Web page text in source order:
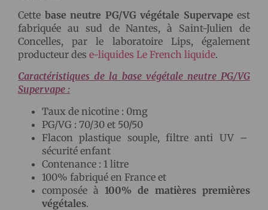
Cette base neutre PG/VG végétale Supervape est
fabriquée au sud de Nantes, à Saint-Julien de
Concelles, par le laboratoire Lips, également
producteur des e-liquides Le French liquide.
Caractéristiques de la base végétale neutre PG/VG
Supervape :
Taux de nicotine : 0mg
PG/VG : 70/30 et 50/50
Flacon plastique souple, filtre anti UV –
sécurité enfant
Contenance : 1 litre
100% fabriqué en France et
composée à 100% de matières premières
végétales.